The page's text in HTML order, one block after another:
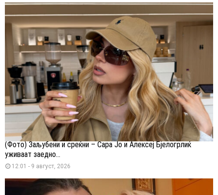
(Фото) Заљубени и среќни – Сара Јо и Алексеј Бјелогрлиќ
уживаат заедно...
12:01 - 9 август, 2026